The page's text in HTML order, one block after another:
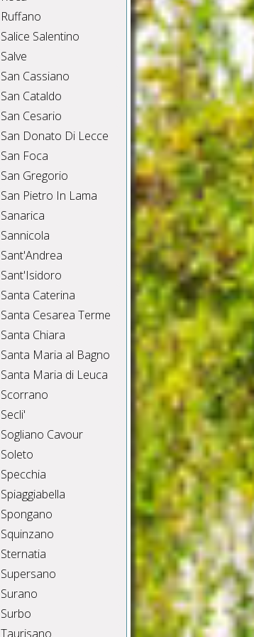
Ruffano
Salice Salentino
Salve
San Cassiano
San Cataldo
San Cesario
San Donato Di Lecce
San Foca
San Gregorio
San Pietro In Lama
Sanarica
Sannicola
Sant'Andrea
Sant'Isidoro
Santa Caterina
Santa Cesarea Terme
Santa Chiara
Santa Maria al Bagno
Santa Maria di Leuca
Scorrano
Secli'
Sogliano Cavour
Soleto
Specchia
Spiaggiabella
Spongano
Squinzano
Sternatia
Supersano
Surano
Surbo
Taurisano